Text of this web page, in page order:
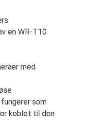
en WR-T10
med
som
koblet til den